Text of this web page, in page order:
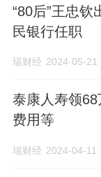
“80后”王忠
民银行任职
瑞财经 2024-05-21
泰康人寿领
费用等
瑞财经 2024-04-11